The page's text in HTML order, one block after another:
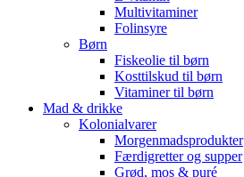
Multivitaminer
Folinsyre
Børn
Fiskeolie til børn
Kosttilskud til børn
Vitaminer til børn
Mad & drikke
Kolonialvarer
Morgenmadsprodukter
Færdigretter og supper
Grød, mos & puré